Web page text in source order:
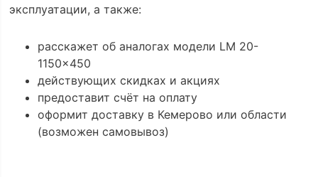
эксплуатации, а также:
расскажет об аналогах модели LM 20-
1150x450
действующих скидках и акциях
предоставит счёт на оплату
оформит доставку в Кемерово или области
(возможен самовывоз)